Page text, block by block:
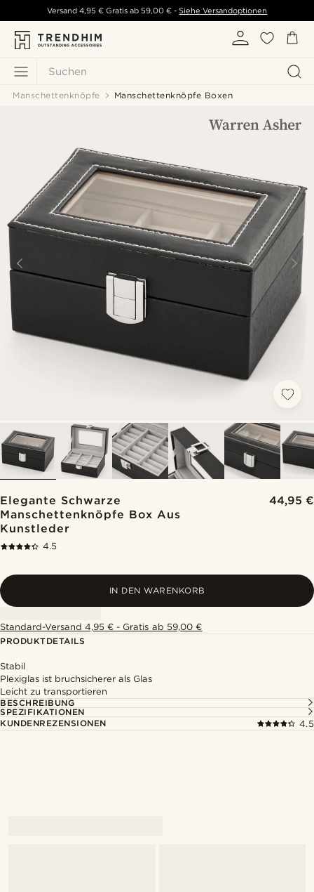
Suchen
Versand 4,95 € Gratis ab 59,00 € - Siehe Versandoptionen
Manschettenknöpfe Manschettenknöpfe Boxen
Elegante Schwarze
Manschettenknöpfe Box Aus
Kunstleder
44,95 €
4.5
IN DEN WARENKORB
Standard-Versand 4,95 € - Gratis ab 59,00 €
PRODUKTDETAILS
Stabil
Plexiglas ist bruchsicherer als Glas
Leicht zu transportieren
BESCHREIBUNG
SPEZIFIKATIONEN
KUNDENREZENSIONEN
4.5